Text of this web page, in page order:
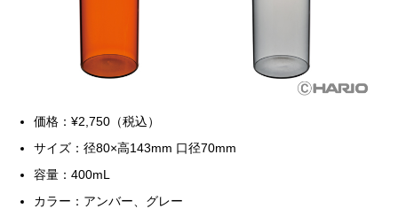
価格：¥2,750（税込）
サイズ：径80×高143mm 口径70mm
容量：400mL
カラー：アンバー、グレー